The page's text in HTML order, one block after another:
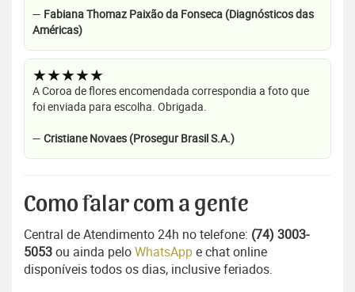
— Fabiana Thomaz Paixão da Fonseca (Diagnósticos das
Américas)
★★★★★
A Coroa de flores encomendada correspondia a foto que
foi enviada para escolha. Obrigada.
— Cristiane Novaes (Prosegur Brasil S.A.)
Como falar com a gente
Central de Atendimento 24h no telefone: (74) 3003-
5053ou ainda peloWhatsAppe chat online
disponíveis todos os dias, inclusive feriados.